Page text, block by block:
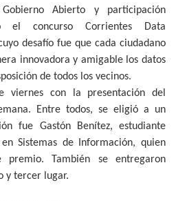
Abierto y participación
el concurso Corrientes Data
desafío fue que cada ciudadano
innovadora y amigable los datos
de todos los vecinos.
viernes con la presentación del
Entre todos, se eligió a un
fue Gastón Benítez, estudiante
Sistemas de Información, quien
También se entregaron
y tercer lugar.